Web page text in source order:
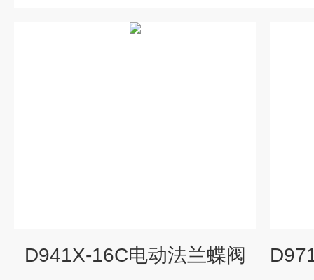
D941X-16C电动法兰蝶阀